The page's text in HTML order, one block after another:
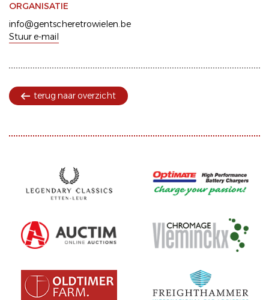
ORGANISATIE
info@gentscheretrowielen.be
Stuur e-mail
terug naar overzicht